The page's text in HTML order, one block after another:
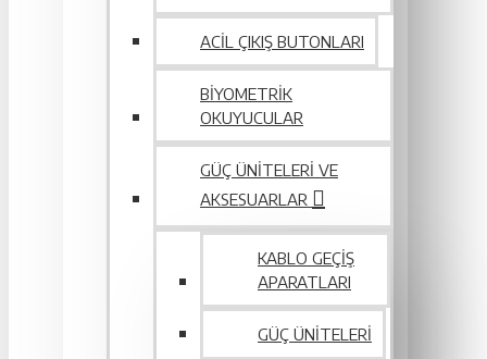
ACIL ÇIKIŞ BUTONLARI
BIYOMETRIK
OKUYUCULAR
GÜÇ ÜNITELERI VE
AKSESUARLAR
KABLO GEÇIŞ
APARATLARI
GÜÇ ÜNITELERI